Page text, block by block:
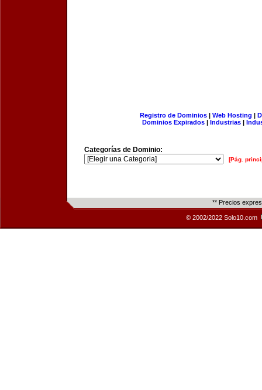
Registro de Dominios| Web Hosting |
Dominios Expirados | Industrias |
Categorías de Dominio:
[Pág.
** Precios
© 2002/2022 Solo10.com